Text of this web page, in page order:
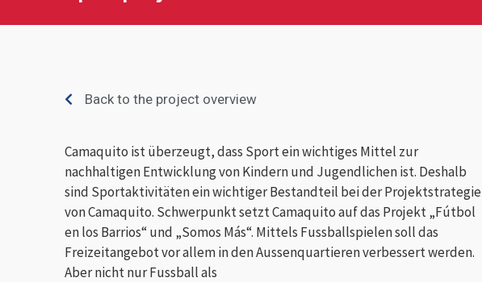
Back to the project overview
Camaquito ist überzeugt, dass Sport ein wichtiges Mittel zur
nachhaltigen Entwicklung von Kindern und Jugendlichen ist. Deshalb
sind Sportaktivitäten ein wichtiger Bestandteil bei der Projektstrategie
von Camaquito. Schwerpunkt setzt Camaquito auf das Projekt „Fútbol
en los Barrios“ und „Somos Más“. Mittels Fussballspielen soll das
Freizeitangebot vor allem in den Aussenquartieren verbessert werden.
Aber nicht nur Fussball als